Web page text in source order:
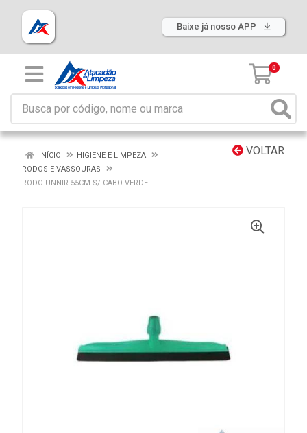
Baixe já nosso APP
0
VOLTAR
INÍCIO
HIGIENE E LIMPEZA
RODOS E VASSOURAS
RODO UNNIR 55CM S/ CABO VERDE